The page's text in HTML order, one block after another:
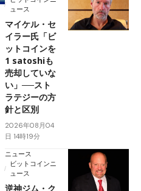
ュース
マイケル・セ
イラー氏「ビ
ットコインを
1 satoshiも
売却していな
い」──スト
ラテジーの方
針と区別
2026年08月04
日 14時19分
ニュース
ビットコインニ
ュース
逆神ジム・ク